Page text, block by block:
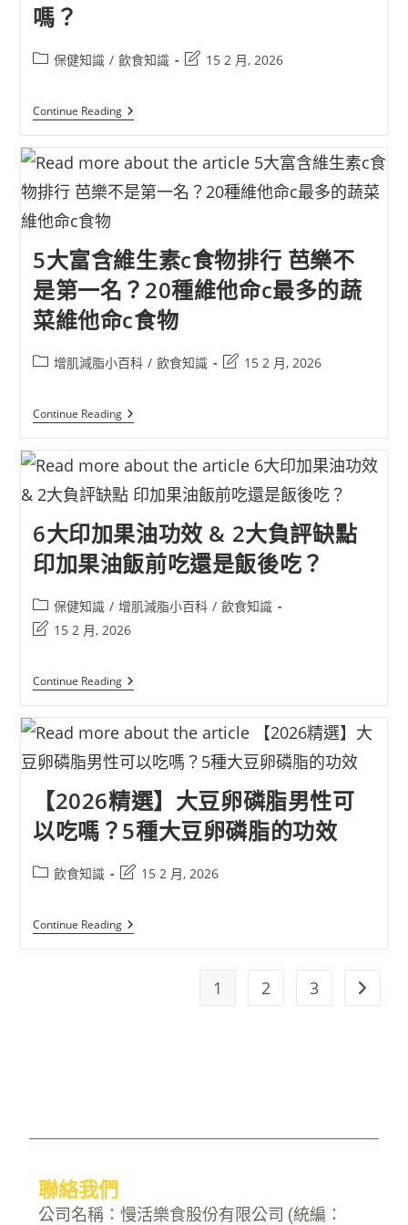
嗎？
保健知識 / 飲食知識 15 2 月, 2026
Continue Reading
5大富含維生素c食物排行 芭樂不
是第一名？20種維他命c最多的蔬
菜維他命c食物
增肌減脂小百科 / 飲食知識 15 2 月, 2026
Continue Reading
6大印加果油功效 & 2大負評缺點
印加果油飯前吃還是飯後吃？
保健知識 / 增肌減脂小百科 / 飲食知識
15 2 月, 2026
Continue Reading
【2026精選】大豆卵磷脂男性可
以吃嗎？5種大豆卵磷脂的功效
飲食知識 15 2 月, 2026
Continue Reading
1 2 3
聯絡我們
公司名稱：慢活樂食股份有限公司 (統編：